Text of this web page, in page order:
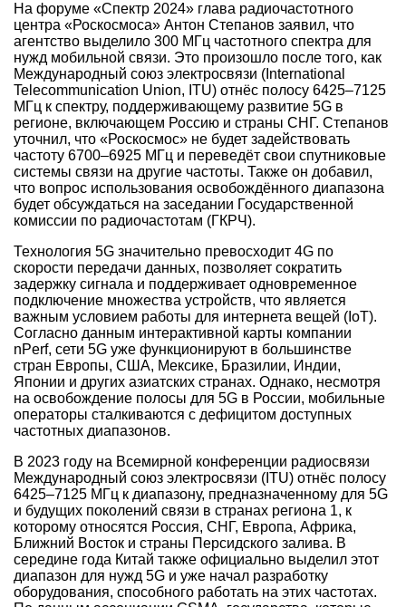
На форуме «Спектр 2024» глава радиочастотного
центра «Роскосмоса» Антон Степанов заявил, что
агентство выделило 300 МГц частотного спектра для
нужд мобильной связи. Это произошло после того, как
Международный союз электросвязи (International
Telecommunication Union, ITU) отнёс полосу 6425–7125
МГц к спектру, поддерживающему развитие 5G в
регионе, включающем Россию и страны СНГ. Степанов
уточнил, что «Роскосмос» не будет задействовать
частоту 6700–6925 МГц и переведёт свои спутниковые
системы связи на другие частоты. Также он добавил,
что вопрос использования освобождённого диапазона
будет обсуждаться на заседании Государственной
комиссии по радиочастотам (ГКРЧ).
Технология 5G значительно превосходит 4G по
скорости передачи данных, позволяет сократить
задержку сигнала и поддерживает одновременное
подключение множества устройств, что является
важным условием работы для интернета вещей (IoT).
Согласно данным интерактивной карты компании
nPerf, сети 5G уже функционируют в большинстве
стран Европы, США, Мексике, Бразилии, Индии,
Японии и других азиатских странах. Однако, несмотря
на освобождение полосы для 5G в России, мобильные
операторы сталкиваются с дефицитом доступных
частотных диапазонов.
В 2023 году на Всемирной конференции радиосвязи
Международный союз электросвязи (ITU) отнёс полосу
6425–7125 МГц к диапазону, предназначенному для 5G
и будущих поколений связи в странах региона 1, к
которому относятся Россия, СНГ, Европа, Африка,
Ближний Восток и страны Персидского залива. В
середине года Китай также официально выделил этот
диапазон для нужд 5G и уже начал разработку
оборудования, способного работать на этих частотах.